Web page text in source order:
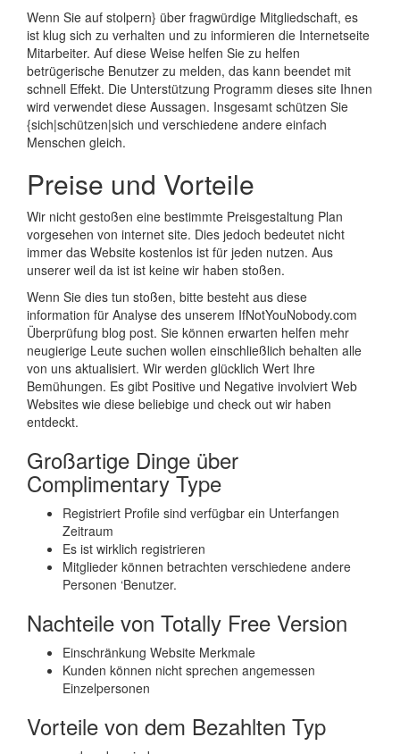
Wenn Sie auf stolpern} über fragwürdige Mitgliedschaft, es
ist klug sich zu verhalten und zu informieren die Internetseite
Mitarbeiter. Auf diese Weise helfen Sie zu helfen
betrügerische Benutzer zu melden, das kann beendet mit
schnell Effekt. Die Unterstützung Programm dieses site Ihnen
wird verwendet diese Aussagen. Insgesamt schützen Sie
{sich|schützen|sich und verschiedene andere einfach
Menschen gleich.
Preise und Vorteile
Wir nicht gestoßen eine bestimmte Preisgestaltung Plan
vorgesehen von internet site. Dies jedoch bedeutet nicht
immer das Website kostenlos ist für jeden nutzen. Aus
unserer weil da ist ist keine wir haben stoßen.
Wenn Sie dies tun stoßen, bitte besteht aus diese
information für Analyse des unserem IfNotYouNobody.com
Überprüfung blog post. Sie können erwarten helfen mehr
neugierige Leute suchen wollen einschließlich behalten alle
von uns aktualisiert. Wir werden glücklich Wert Ihre
Bemühungen. Es gibt Positive und Negative involviert Web
Websites wie diese beliebige und check out wir haben
entdeckt.
Großartige Dinge über
Complimentary Type
Registriert Profile sind verfügbar ein Unterfangen
Zeitraum
Es ist wirklich registrieren
Mitglieder können betrachten verschiedene andere
Personen ‘Benutzer.
Nachteile von Totally Free Version
Einschränkung Website Merkmale
Kunden können nicht sprechen angemessen
Einzelpersonen
Vorteile von dem Bezahlten Typ